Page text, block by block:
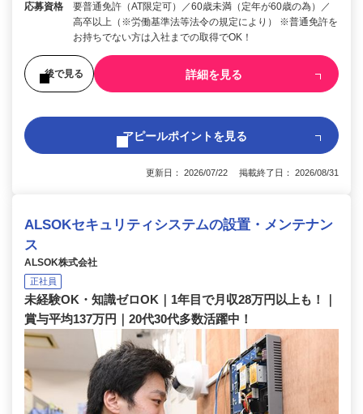
応募資格
要普通免許（AT限定可）／60歳未満（定年が60歳の為）／
高卒以上（※労働基準法等法令の規定により） ※普通免許を
お持ちでない方は入社までの取得でOK！
後で見る 詳細を見る
アピールポイントを見る
更新日： 2026/07/22 掲載終了日： 2026/08/31
ALSOKセキュリティシステムの設置・メンテナン
ス
ALSOK株式会社
正社員
未経験OK・知識ゼロOK｜1年目で月収28万円以上も！｜
賞与平均137万円｜20代30代多数活躍中！